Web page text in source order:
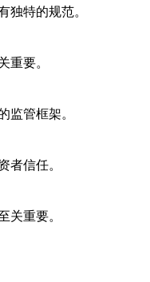
独特的规范。
重要。
监管框架。
者信任。
关重要。